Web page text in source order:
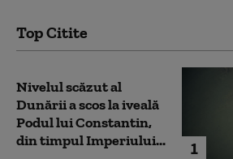
Top Citite
1
Nivelul scăzut al
Dunării a scos la iveală
Podul lui Constantin,
din timpul Imperiului...